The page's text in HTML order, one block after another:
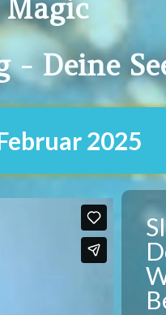
Magic
Deine
2025